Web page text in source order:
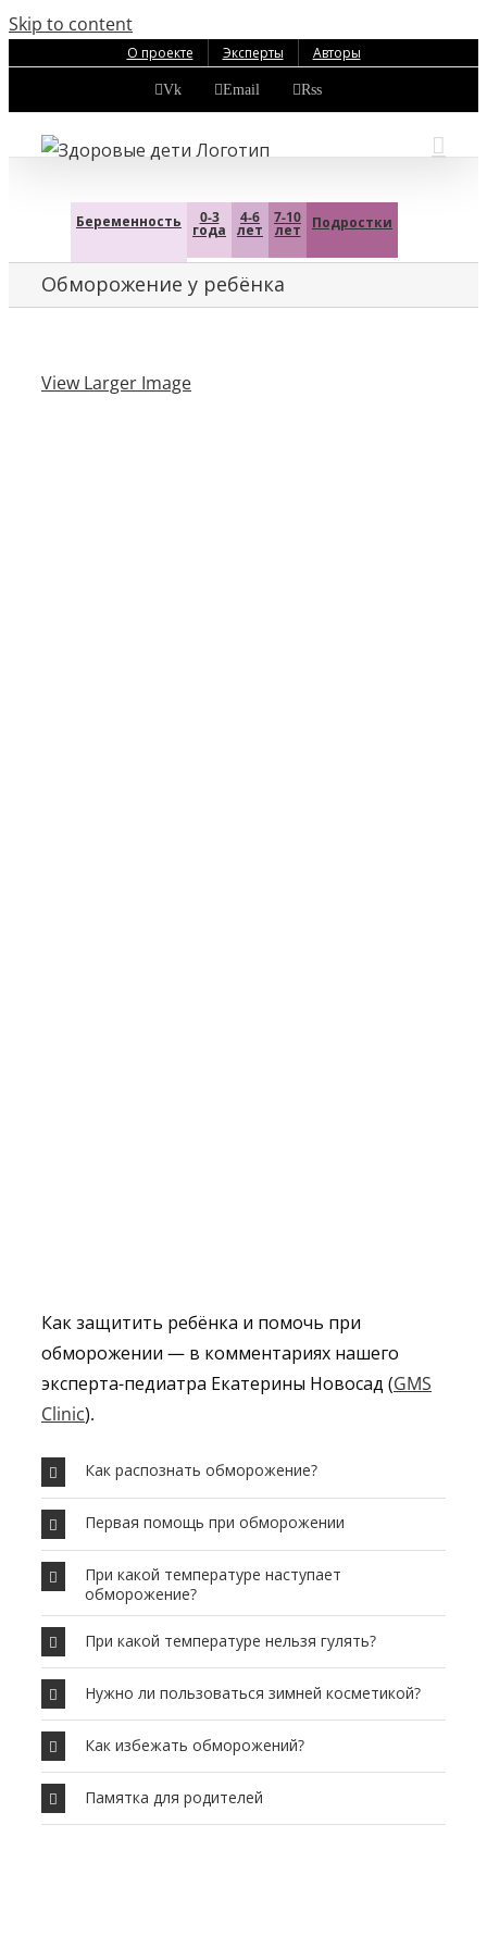
Skip to content
О проекте Эксперты Авторы
Vk Email Rss
Беременность 0-3
года
4-6
лет
7-10
лет Подростки
Обморожение у ребёнка
View Larger Image
Как защитить ребёнка и помочь при
обморожении — в комментариях нашего
эксперта-педиатра Екатерины Новосад (GMS
Clinic).
Как распознать обморожение?
Первая помощь при обморожении
При какой температуре наступает
обморожение?
При какой температуре нельзя гулять?
Нужно ли пользоваться зимней косметикой?
Как избежать обморожений?
Памятка для родителей